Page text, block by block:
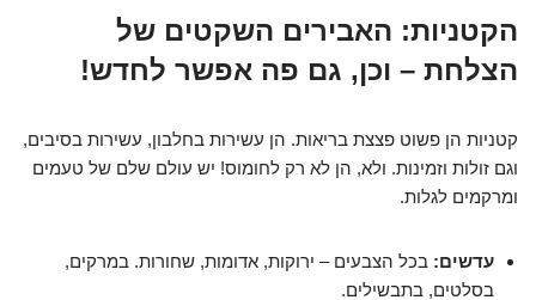
הקטניות: האבירים השקטים של
הצלחת – וכן, גם פה אפשר לחדש!
קטניות הן פשוט פצצת בריאות. הן עשירות בחלבון, עשירות בסיבים,
וגם זולות וזמינות. ולא, הן לא רק לחומוס! יש עולם שלם של טעמים
ומרקמים לגלות.
עדשים: בכל הצבעים – ירוקות, אדומות, שחורות. במרקים,
בסלטים, בתבשילים.